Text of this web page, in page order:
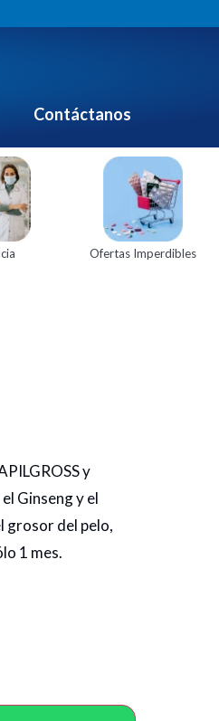
Contáctanos
Ofertas Imperdibles
y
Ginseng y el
grosor del pelo,
1 mes.